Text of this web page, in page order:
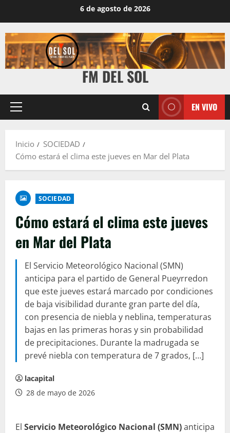
6 de agosto de 2026
FM DEL SOL
EN VIVO
Inicio
SOCIEDAD
Cómo estará el clima este jueves en Mar del Plata
SOCIEDAD
Cómo estará el clima este jueves
en Mar del Plata
El Servicio Meteorológico Nacional (SMN)
anticipa para el partido de General Pueyrredon
que este jueves estará marcado por condiciones
de baja visibilidad durante gran parte del día,
con presencia de niebla y neblina, temperaturas
bajas en las primeras horas y sin probabilidad
de precipitaciones. Durante la madrugada se
prevé niebla con temperatura de 7 grados, […]
lacapital
28 de mayo de 2026
El Servicio Meteorológico Nacional (SMN)anticipa